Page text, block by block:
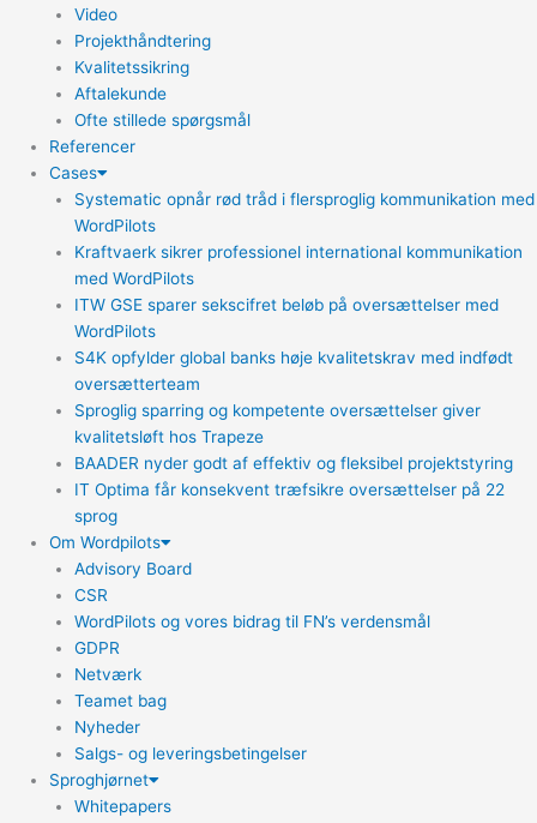
Video
Projekthåndtering
Kvalitetssikring
Aftalekunde
Ofte stillede spørgsmål
Referencer
Cases
Systematic opnår rød tråd i flersproglig kommunikation med
WordPilots
Kraftvaerk sikrer professionel international kommunikation
med WordPilots
ITW GSE sparer sekscifret beløb på oversættelser med
WordPilots
S4K opfylder global banks høje kvalitetskrav med indfødt
oversætterteam
Sproglig sparring og kompetente oversættelser giver
kvalitetsløft hos Trapeze
BAADER nyder godt af effektiv og fleksibel projektstyring
IT Optima får konsekvent træfsikre oversættelser på 22
sprog
Om Wordpilots
Advisory Board
CSR
WordPilots og vores bidrag til FN’s verdensmål
GDPR
Netværk
Teamet bag
Nyheder
Salgs- og leveringsbetingelser
Sproghjørnet
Whitepapers